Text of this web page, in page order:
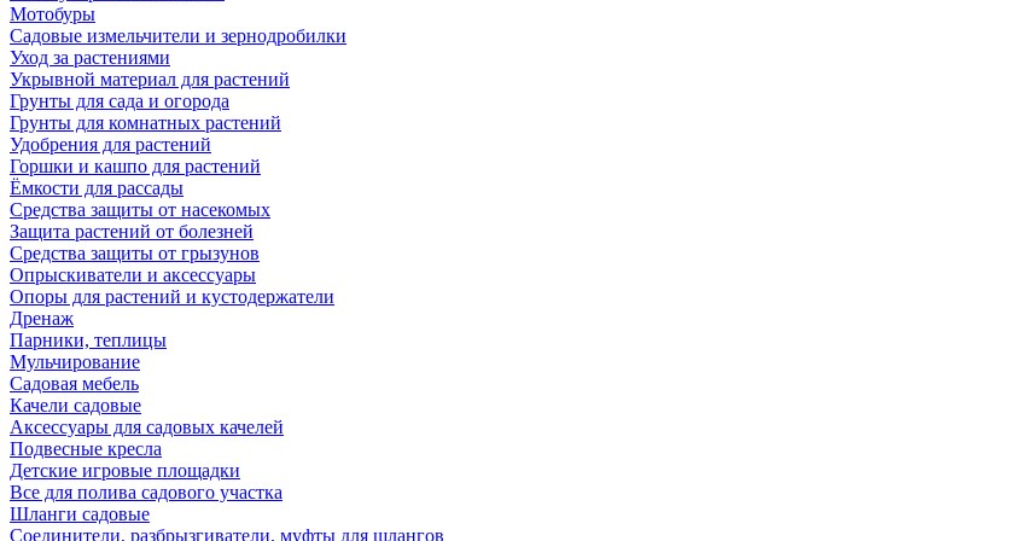
Мотобуры
Садовые измельчители и зернодробилки
Уход за растениями
Укрывной материал для растений
Грунты для сада и огорода
Грунты для комнатных растений
Удобрения для растений
Горшки и кашпо для растений
Ёмкости для рассады
Средства защиты от насекомых
Защита растений от болезней
Средства защиты от грызунов
Опрыскиватели и аксессуары
Опоры для растений и кустодержатели
Дренаж
Парники, теплицы
Мульчирование
Садовая мебель
Качели садовые
Аксессуары для садовых качелей
Подвесные кресла
Детские игровые площадки
Все для полива садового участка
Шланги садовые
Соединители, разбрызгиватели, муфты для шлангов